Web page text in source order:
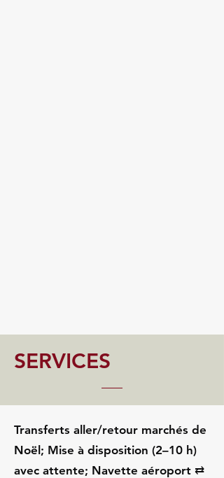
SERVICES
Transferts aller/retour marchés de
Noël; Mise à disposition (2–10 h)
avec attente; Navette aéroport ⇄